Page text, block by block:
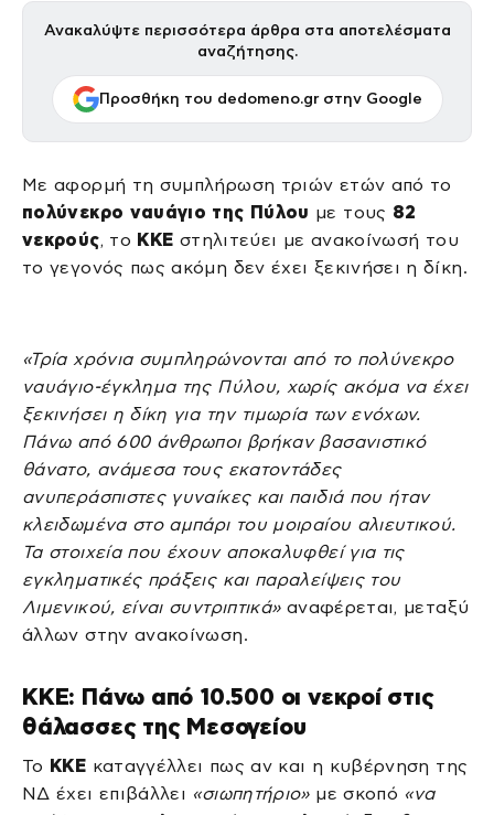
Ανακαλύψτε περισσότερα άρθρα στα αποτελέσματα
αναζήτησης.
Προσθήκη του dedomeno.gr στην Google
Με αφορμή τη συμπλήρωση τριών ετών από το
πολύνεκρο ναυάγιο της Πύλου με τους 82
νεκρούς, το ΚΚΕ στηλιτεύει με ανακοίνωσή του
το γεγονός πως ακόμη δεν έχει ξεκινήσει η δίκη.
«Τρία χρόνια συμπληρώνονται από το πολύνεκρο
ναυάγιο-έγκλημα της Πύλου, χωρίς ακόμα να έχει
ξεκινήσει η δίκη για την τιμωρία των ενόχων.
Πάνω από 600 άνθρωποι βρήκαν βασανιστικό
θάνατο, ανάμεσα τους εκατοντάδες
ανυπεράσπιστες γυναίκες και παιδιά που ήταν
κλειδωμένα στο αμπάρι του μοιραίου αλιευτικού.
Τα στοιχεία που έχουν αποκαλυφθεί για τις
εγκληματικές πράξεις και παραλείψεις του
Λιμενικού, είναι συντριπτικά»αναφέρεται, μεταξύ
άλλων στην ανακοίνωση.
ΚΚΕ: Πάνω από 10.500 οι νεκροί στις
θάλασσες της Μεσογείου
Το ΚΚΕ καταγγέλλει πως αν και η κυβέρνηση της
ΝΔ έχει επιβάλλει «σιωπητήριο»με σκοπό «να